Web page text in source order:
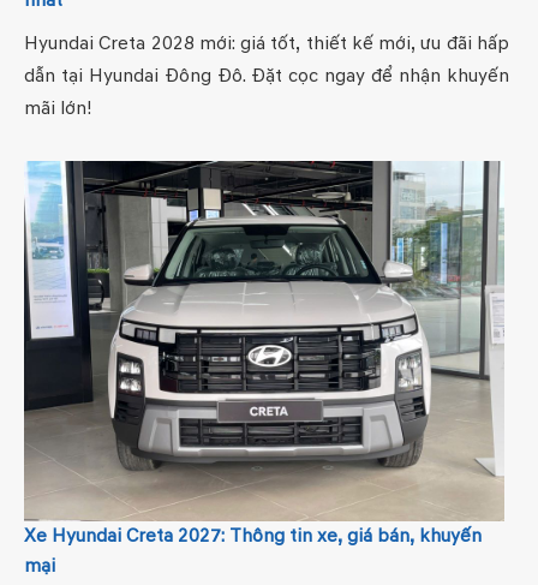
Hyundai Creta 2028 mới: giá tốt, thiết kế mới, ưu đãi hấp
dẫn tại Hyundai Đông Đô. Đặt cọc ngay để nhận khuyến
mãi lớn!
Xe Hyundai Creta 2027: Thông tin xe, giá bán, khuyến
mại